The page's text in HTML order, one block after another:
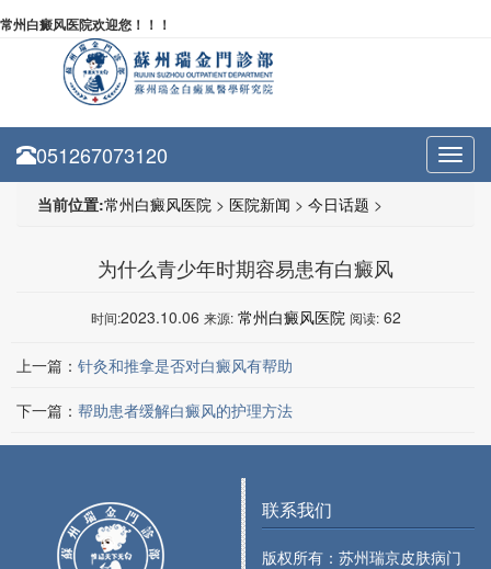
常州白癜风医院欢迎您！！！
051267073120
当前位置:常州白癜风医院 > 医院新闻 > 今日话题 >
为什么青少年时期容易患有白癜风
时间:2023.10.06 来源: 常州白癜风医院 阅读: 62
上一篇： 针灸和推拿是否对白癜风有帮助
下一篇： 帮助患者缓解白癜风的护理方法
联系我们
版权所有：苏州瑞京皮肤病门